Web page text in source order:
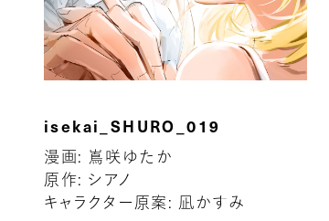
isekai_SHURO_019
漫画: 嶌咲ゆたか
原作: シアノ
キャラクター原案: 凪かすみ